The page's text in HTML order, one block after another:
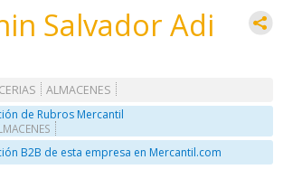
Salvador Adi
ALMACENES
de Rubros Mercantil
B2B de esta empresa en Mercantil.com